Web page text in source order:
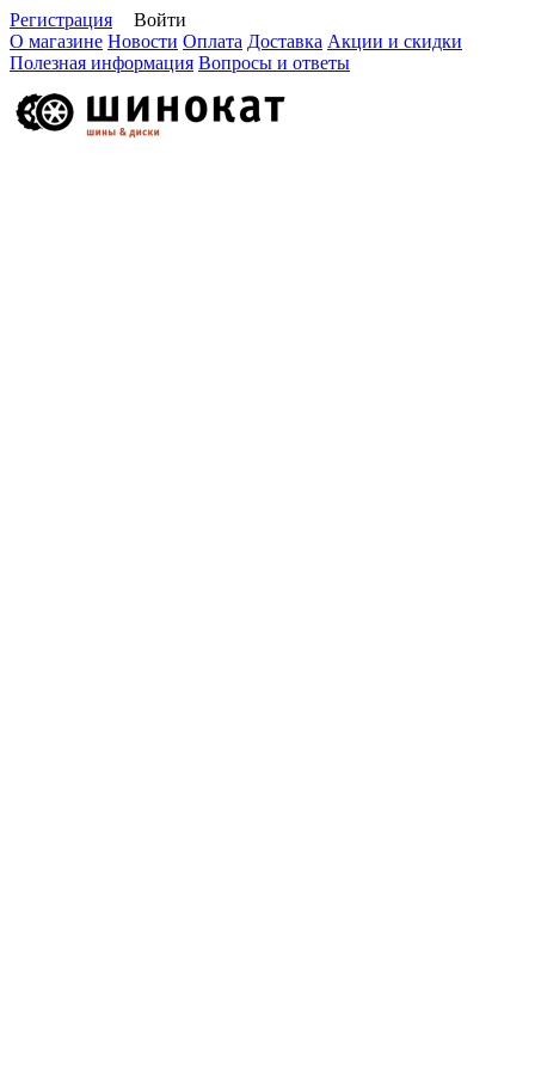
Регистрация
Войти
О магазине Новости Оплата Доставка Акции и скидки
Полезная информация Вопросы и ответы